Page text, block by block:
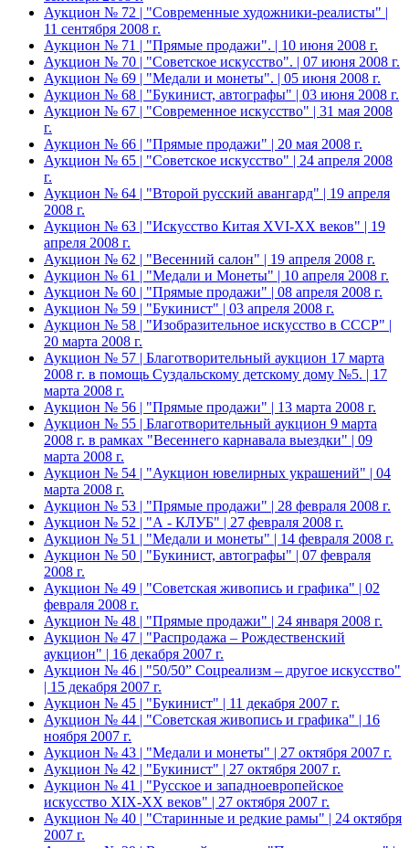
Аукцион № 72 | "Современные художники-реалисты" |
11 сентября 2008 г.
Аукцион № 71 | "Прямые продажи". | 10 июня 2008 г.
Аукцион № 70 | "Советское искусство". | 07 июня 2008 г.
Аукцион № 69 | "Медали и монеты". | 05 июня 2008 г.
Аукцион № 68 | "Букинист, автографы" | 03 июня 2008 г.
Аукцион № 67 | "Современное искусство" | 31 мая 2008
г.
Аукцион № 66 | "Прямые продажи" | 20 мая 2008 г.
Аукцион № 65 | "Советское искусство" | 24 апреля 2008
г.
Аукцион № 64 | "Второй русский авангард" | 19 апреля
2008 г.
Аукцион № 63 | "Искусство Китая XVI-XX веков" | 19
апреля 2008 г.
Аукцион № 62 | "Весенний салон" | 19 апреля 2008 г.
Аукцион № 61 | "Медали и Монеты" | 10 апреля 2008 г.
Аукцион № 60 | "Прямые продажи" | 08 апреля 2008 г.
Аукцион № 59 | "Букинист" | 03 апреля 2008 г.
Аукцион № 58 | "Изобразительное искусство в СССР" |
20 марта 2008 г.
Аукцион № 57 | Благотворительный аукцион 17 марта
2008 г. в помощь Суздальскому детскому дому №5. | 17
марта 2008 г.
Аукцион № 56 | "Прямые продажи" | 13 марта 2008 г.
Аукцион № 55 | Благотворительный аукцион 9 марта
2008 г. в рамках "Весеннего карнавала выездки" | 09
марта 2008 г.
Аукцион № 54 | "Аукцион ювелирных украшений" | 04
марта 2008 г.
Аукцион № 53 | "Прямые продажи" | 28 февраля 2008 г.
Аукцион № 52 | "А - КЛУБ" | 27 февраля 2008 г.
Аукцион № 51 | "Медали и монеты" | 14 февраля 2008 г.
Аукцион № 50 | "Букинист, автографы" | 07 февраля
2008 г.
Аукцион № 49 | "Советская живопись и графика" | 02
февраля 2008 г.
Аукцион № 48 | "Прямые продажи" | 24 января 2008 г.
Аукцион № 47 | "Распродажа – Рождественский
аукцион" | 16 декабря 2007 г.
Аукцион № 46 | "50/50” Соцреализм – другое искусство"
| 15 декабря 2007 г.
Аукцион № 45 | "Букинист" | 11 декабря 2007 г.
Аукцион № 44 | "Советская живопись и графика" | 16
ноября 2007 г.
Аукцион № 43 | "Медали и монеты" | 27 октября 2007 г.
Аукцион № 42 | "Букинист" | 27 октября 2007 г.
Аукцион № 41 | "Русское и западноевропейское
искусство XIX-XX веков" | 27 октября 2007 г.
Аукцион № 40 | "Старинные и редкие рамы" | 24 октября
2007 г.